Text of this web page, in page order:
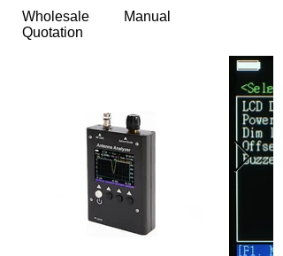
Wholesale
Quotation
Manual